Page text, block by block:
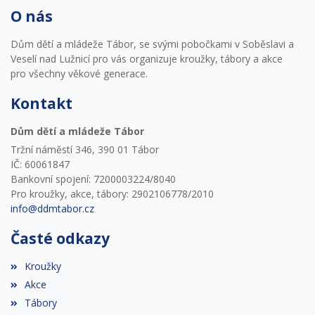
O nás
Dům dětí a mládeže Tábor, se svými pobočkami v Soběslavi a
Veselí nad Lužnicí pro vás organizuje kroužky, tábory a akce
pro všechny věkové generace.
Kontakt
Dům dětí a mládeže Tábor
Tržní náměstí 346, 390 01 Tábor
IČ: 60061847
Bankovní spojení: 7200003224/8040
Pro kroužky, akce, tábory: 2902106778/2010
info@ddmtabor.cz
Časté odkazy
Kroužky
Akce
Tábory